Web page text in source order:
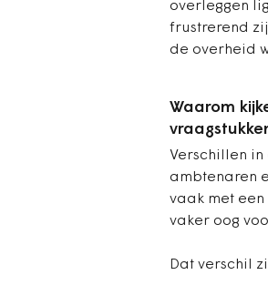
overleggen
frustrerend
de overheid
Waarom
Verschillen
ambtenaren
vaak met
vaker oog
Dat verschil